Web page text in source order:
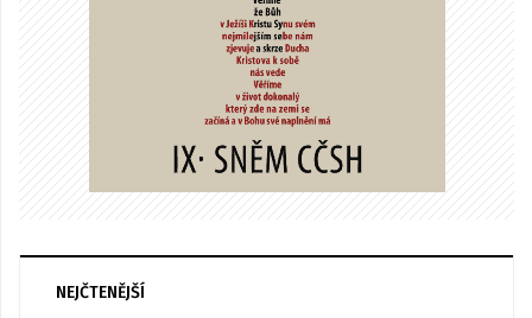
NEJČTENĚJŠÍ